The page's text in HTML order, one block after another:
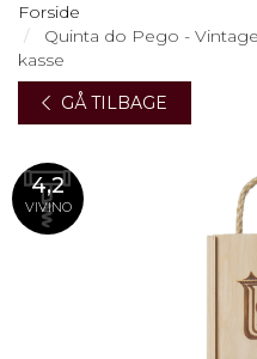
Forside
Quinta do Pego -
kasse
GÅ TILBAGE
4,2
VIVINO